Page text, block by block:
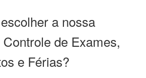
a nossa
de Exames,
e Férias?